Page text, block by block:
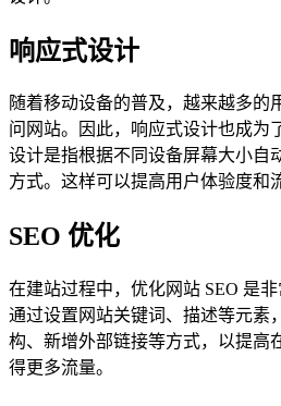
响应式设计
随着移动设备的普及，越来越多的
问网站。因此，响应式设计也成为
设计是指根据不同设备屏幕大小自
方式。这样可以提高用户体验度和
SEO 优化
在建站过程中，优化网站 SEO 是
通过设置网站关键词、描述等元素
构、新增外部链接等方式，以提高
得更多流量。